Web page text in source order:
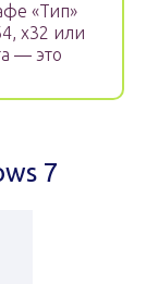
«Тип»
х32 или
— это
7